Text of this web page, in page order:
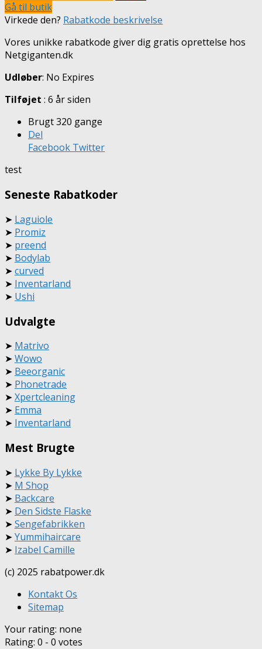
Gå til butik
Virkede den? Rabatkode beskrivelse
Vores unikke rabatkode giver dig gratis oprettelse hos
Netgiganten.dk
Udløber: No Expires
Tilføjet : 6 år siden
Brugt 320 gange
Del
Facebook Twitter
test
Seneste Rabatkoder
➤ Laguiole
➤ Promiz
➤ preend
➤ Bodylab
➤ curved
➤ Inventarland
➤ Ushi
Udvalgte
➤ Matrivo
➤ Wowo
➤ Beeorganic
➤ Phonetrade
➤ Xpertcleaning
➤ Emma
➤ Inventarland
Mest Brugte
➤ Lykke By Lykke
➤ M Shop
➤ Backcare
➤ Den Sidste Flaske
➤ Sengefabrikken
➤ Yummihaircare
➤ Izabel Camille
(c) 2025 rabatpower.dk
Kontakt Os
Sitemap
Your rating: none
Rating: 0 - 0 votes